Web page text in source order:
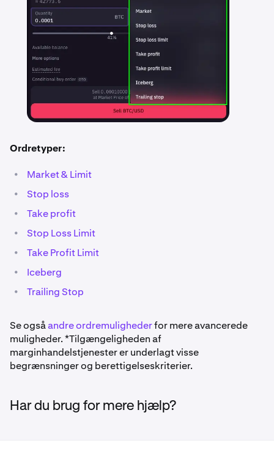
Ordretyper:
• Market & Limit
• Stop loss
• Take profit
• Stop Loss Limit
• Take Profit Limit
• Iceberg
• Trailing Stop
Se ogsåandre ordremulighederfor mere avancerede
muligheder. *Tilgængeligheden af
marginhandelstjenester er underlagt visse
begrænsninger og berettigelseskriterier.
Har du brug for mere hjælp?